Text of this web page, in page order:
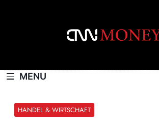
MENU
HANDEL & WIRTSCHAFT